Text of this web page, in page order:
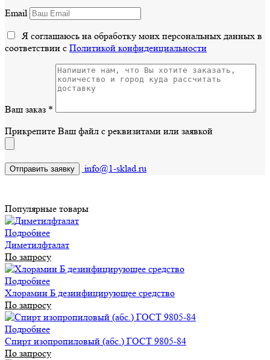
Email
Я соглашаюсь на обработку моих персональных данных в
соответствии с Политикой конфиденциальности
Ваш заказ *
Прикрепите Ваш файл с реквизитами или заявкой
info@1-sklad.ru
Популярные товары
Подробнее
Диметилфталат
По запросу
Подробнее
Хлорамин Б дезинфицирующее средство
По запросу
Подробнее
Спирт изопропиловый (абс.) ГОСТ 9805-84
По запросу